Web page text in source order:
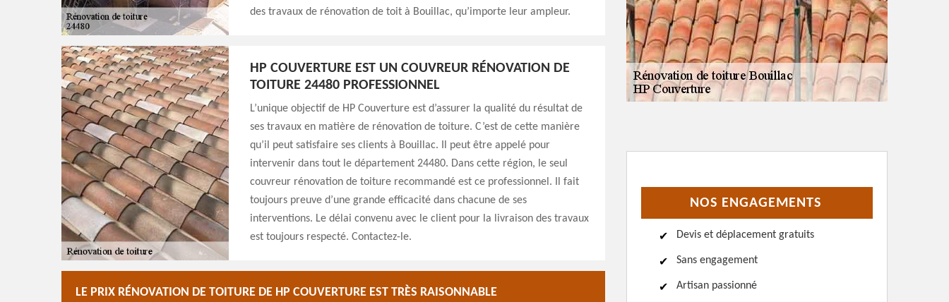
des travaux de rénovation de toit à Bouillac, qu’importe leur ampleur.
HP COUVERTURE EST UN COUVREUR RÉNOVATION DE
TOITURE 24480 PROFESSIONNEL
L’unique objectif de HP Couverture est d’assurer la qualité du résultat de
ses travaux en matière de rénovation de toiture. C’est de cette manière
qu’il peut satisfaire ses clients à Bouillac. Il peut être appelé pour
intervenir dans tout le département 24480. Dans cette région, le seul
couvreur rénovation de toiture recommandé est ce professionnel. Il fait
toujours preuve d’une grande efficacité dans chacune de ses
interventions. Le délai convenu avec le client pour la livraison des travaux
est toujours respecté. Contactez-le.
LE PRIX RÉNOVATION DE TOITURE DE HP COUVERTURE EST TRÈS RAISONNABLE
NOS ENGAGEMENTS
Devis et déplacement gratuits
Sans engagement
Artisan passionné